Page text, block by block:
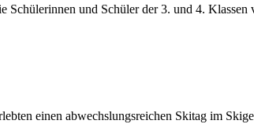
Schülerinnen und Schüler der 3. und 4.
einen abwechslungsreichen Skitag im